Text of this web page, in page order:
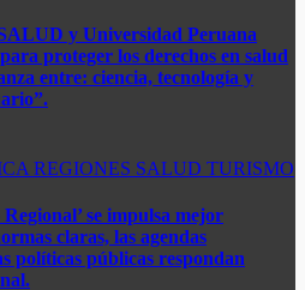
y Universidad Peruana
proteger los derechos en salud
entre: ​ciencia, tecnología y
REGIONES SALUD TURISMO
se impulsa mejor
claras, las agendas
políticas públicas respondan